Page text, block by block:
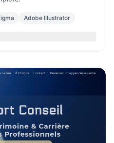
Adobe Illustrator